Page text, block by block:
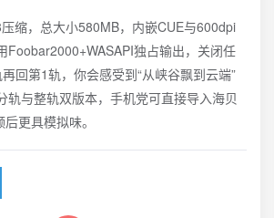
缩，总大小580MB，内嵌CUE与600dpi
Foobar2000+WASAPI独占输出，关闭任
回第1轨，你会感受到“从峡谷飘到云端”
轨与整轨双版本，手机党可直接导入海贝
更具模拟味。